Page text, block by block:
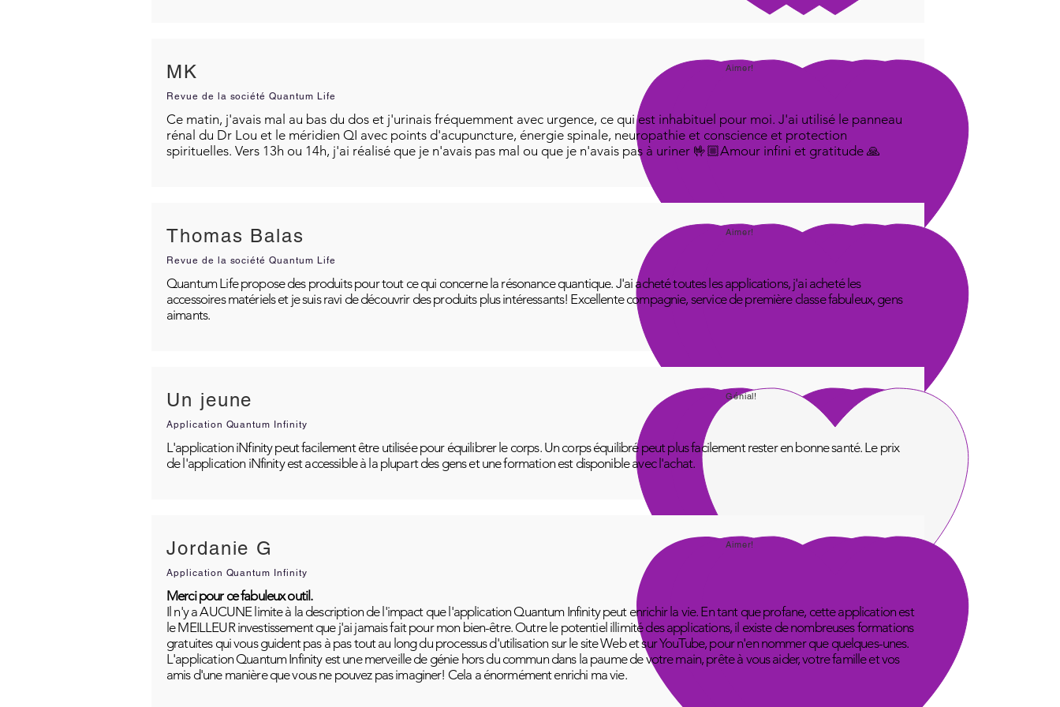
MK Aimer!
Revue de la société Quantum Life
Ce matin, j'avais mal au bas du dos et j'urinais fréquemment avec urgence, ce qui est inhabituel pour moi. J'ai utilisé le panneau
rénal du Dr Lou et le méridien QI avec points d'acupuncture, énergie spinale, neuropathie et conscience et protection
spirituelles. Vers 13h ou 14h, j'ai réalisé que je n'avais pas mal ou que je n'avais pas à uriner 🤟🏼Amour infini et gratitude 🙏
Thomas Balas Aimer!
Revue de la société Quantum Life
Quantum Life propose des produits pour tout ce qui concerne la résonance quantique. J'ai acheté toutes les applications, j'ai acheté les
accessoires matériels et je suis ravi de découvrir des produits plus intéressants! Excellente compagnie, service de première classe fabuleux, gens
aimants.
Un jeune Génial!
Application Quantum Infinity
L'application iNfinity peut facilement être utilisée pour équilibrer le corps. Un corps équilibré peut plus facilement rester en bonne santé. Le prix
de l'application iNfinity est accessible à la plupart des gens et une formation est disponible avec l'achat.
Jordanie G Aimer!
Application Quantum Infinity
Merci pour ce fabuleux outil.
Il n'y a AUCUNE limite à la description de l'impact que l'application Quantum Infinity peut enrichir la vie. En tant que profane, cette application est
le MEILLEUR investissement que j'ai jamais fait pour mon bien-être. Outre le potentiel illimité des applications, il existe de nombreuses formations
gratuites qui vous guident pas à pas tout au long du processus d'utilisation sur le site Web et sur YouTube, pour n'en nommer que quelques-unes.
L'application Quantum Infinity est une merveille de génie hors du commun dans la paume de votre main, prête à vous aider, votre famille et vos
amis d'une manière que vous ne pouvez pas imaginer! Cela a énormément enrichi ma vie.